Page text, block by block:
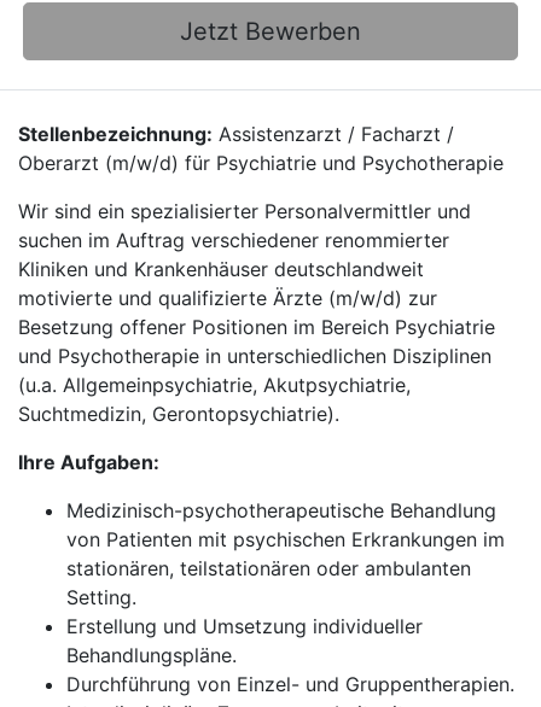
Jetzt Bewerben
Stellenbezeichnung: Assistenzarzt / Facharzt /
Oberarzt (m/w/d) für Psychiatrie und Psychotherapie
Wir sind ein spezialisierter Personalvermittler und
suchen im Auftrag verschiedener renommierter
Kliniken und Krankenhäuser deutschlandweit
motivierte und qualifizierte Ärzte (m/w/d) zur
Besetzung offener Positionen im Bereich Psychiatrie
und Psychotherapie in unterschiedlichen Disziplinen
(u.a. Allgemeinpsychiatrie, Akutpsychiatrie,
Suchtmedizin, Gerontopsychiatrie).
Ihre Aufgaben:
Medizinisch-psychotherapeutische Behandlung
von Patienten mit psychischen Erkrankungen im
stationären, teilstationären oder ambulanten
Setting.
Erstellung und Umsetzung individueller
Behandlungspläne.
Durchführung von Einzel- und Gruppentherapien.